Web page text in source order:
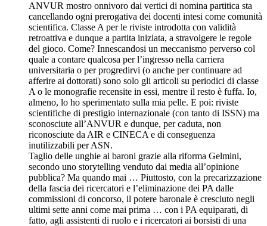
ANVUR mostro onnivoro dai vertici di nomina partitica sta
cancellando ogni prerogativa dei docenti intesi come comunità
scientifica. Classe A per le riviste introdotta con validità
retroattiva e dunque a partita iniziata, a stravolgere le regole
del gioco. Come? Innescandosi un meccanismo perverso col
quale a contare qualcosa per l’ingresso nella carriera
universitaria o per progredirvi (o anche per continuare ad
afferire ai dottorati) sono solo gli articoli su periodici di classe
A o le monografie recensite in essi, mentre il resto è fuffa. Io,
almeno, lo ho sperimentato sulla mia pelle. E poi: riviste
scientifiche di prestigio internazionale (con tanto di ISSN) ma
sconosciute all’ANVUR e dunque, per caduta, non
riconosciute da AIR e CINECA e di conseguenza
inutilizzabili per ASN.
Taglio delle unghie ai baroni grazie alla riforma Gelmini,
secondo uno storytelling venduto dai media all’opinione
pubblica? Ma quando mai … Piuttosto, con la precarizzazione
della fascia dei ricercatori e l’eliminazione dei PA dalle
commissioni di concorso, il potere baronale è cresciuto negli
ultimi sette anni come mai prima … con i PA equiparati, di
fatto, agli assistenti di ruolo e i ricercatori ai borsisti di una